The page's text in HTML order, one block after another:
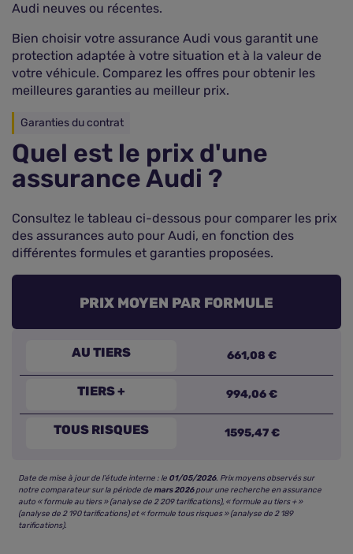
Audi neuves ou récentes.
Bien choisir votre assurance Audi vous garantit une
protection adaptée à votre situation et à la valeur de
votre véhicule. Comparez les offres pour obtenir les
meilleures garanties au meilleur prix.
Garanties du contrat
Quel est le prix d'une
assurance Audi ?
Consultez le tableau ci-dessous pour comparer les prix
des assurances auto pour Audi, en fonction des
différentes formules et garanties proposées.
PRIX MOYEN PAR FORMULE
AU TIERS 661,08 €
TIERS + 994,06 €
TOUS RISQUES 1595,47 €
Date de mise à jour de l’étude interne : le 01/05/2026. Prix moyens observés sur
notre comparateur sur la période demars 2026pour une recherche en assurance
auto « formule au tiers » (analyse de 2 209 tarifications), « formule au tiers + »
(analyse de 2 190 tarifications) et « formule tous risques » (analyse de 2 189
tarifications).